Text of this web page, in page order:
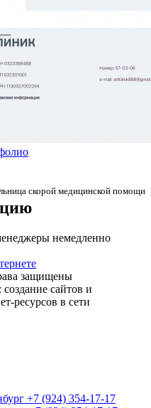
скорой медицинской помощи
немедленно
защищены
сайтов и
ресурсов в сети
+7 (924) 354-17-17